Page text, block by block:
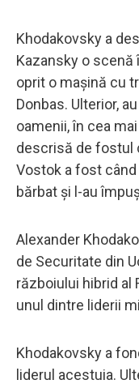
Khodakovsky a
Kazansky o scenă
oprit o mașină cu
Donbas. Ulterior,
oamenii, în cea
descrisă de fostul
Vostok a fost
bărbat și l-au
Alexander
de Securitate din
războiului hibrid al
unul dintre liderii
Khodakovsky a
liderul acestuia.